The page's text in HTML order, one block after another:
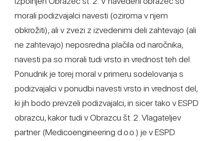
morali podizvajalci navesti (oziroma v njem
obkrožiti), ali v zvezi z izvedenimi deli zahtevajo (ali
ne zahtevajo) neposredna plačila od naročnika,
navesti pa so morali tudi vrsto in vrednost teh del.
Ponudnik je torej moral v primeru sodelovanja s
podizvajalci v ponudbi navesti vrsto in vrednost del,
ki jih bodo prevzeli podizvajalci, in sicer tako v ESPD
obrazcu, kakor tudi v Obrazcu št. 2. Vlagateljev
partner (Medicoengineering d.o.o.) je v ESPD